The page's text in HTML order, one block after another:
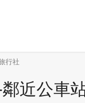
行社
近公車